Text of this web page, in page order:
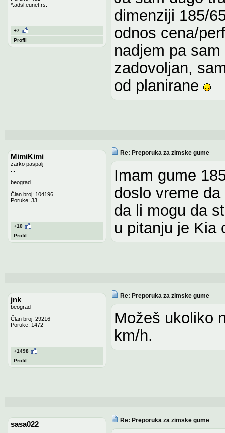
*.adsl.eunet.rs.
+7
Profil
dimenziji 185/
odnos cena/
nadjem pa
zadovoljan,
od planirane
MimiKimi
zarko paspalj
beograd
Član broj: 104196
Poruke: 33
+10
Profil
Re: Preporuka za zimske gume
Imam gume
doslo vreme
da li mogu da
u pitanju je Kia
jnk
beograd
Član broj: 29216
Poruke: 1472
+1498
Profil
Re: Preporuka za zimske gume
Možeš ukoliko
km/h.
sasa022
Re: Preporuka za zimske gume